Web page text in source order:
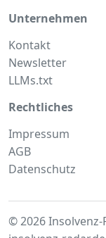
Unternehmen
Kontakt
Newsletter
LLMs.txt
Rechtliches
Impressum
AGB
Datenschutz
© 2026 Insolvenz-